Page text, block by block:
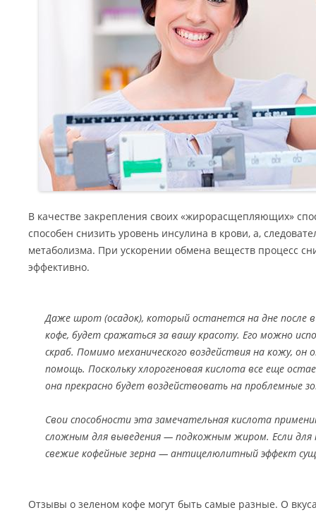
В качестве закрепления своих «жирорасщепляющих»
способен снизить уровень инсулина в крови, а,
метаболизма. При ускорении обмена веществ процесс
эффективно.
Даже шрот (осадок), который останется на дне после
кофе, будет сражаться за вашу красоту. Его можно
скраб. Помимо механического воздействия на кожу, он
помощь. Поскольку хлорогеновая кислота все еще
она прекрасно будет воздействовать на проблемные
Свои способности эта замечательная кислота
сложным для выведения — подкожным жиром. Если для
свежие кофейные зерна — антицелюлитный эффект
Отзывы о зеленом кофе могут быть самые разные. О